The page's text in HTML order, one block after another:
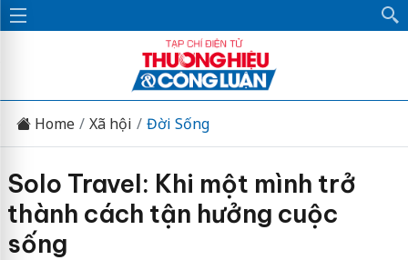
Home Xã hội Đời Sống
Solo Travel: Khi một mình trở
thành cách tận hưởng cuộc
sống